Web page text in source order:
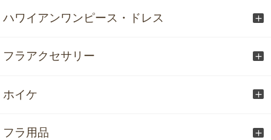
ハワイアンワンピース・ドレス
フラアクセサリー
ホイケ
フラ用品